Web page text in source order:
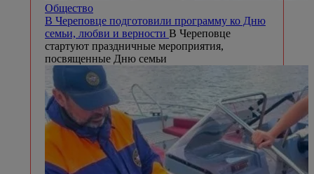
Общество
В Череповце подготовили программу ко Дню
семьи, любви и верности В Череповце
стартуют праздничные мероприятия,
посвященные Дню семьи